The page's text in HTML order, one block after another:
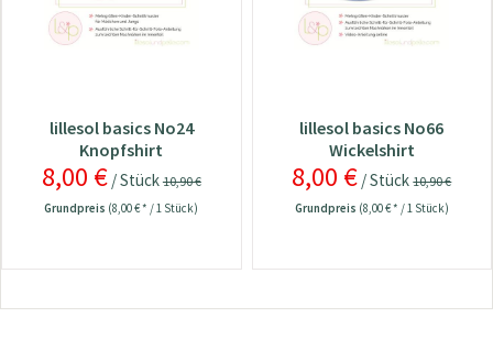
lillesol basics No24
Knopfshirt
8,00 €/ Stück10,90 €
Grundpreis (8,00 € * / 1 Stück)
lillesol basics No66
Wickelshirt
8,00 € / Stück10,90 €
Grundpreis (8,00 € * / 1 Stück)